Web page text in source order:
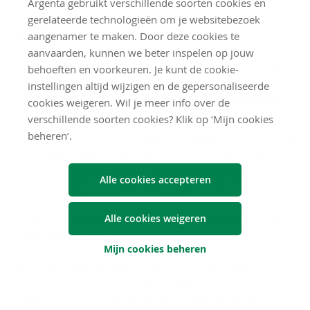
Argenta gebruikt verschillende soorten cookies en
gerelateerde technologieën om je websitebezoek
aangenamer te maken. Door deze cookies te
aanvaarden, kunnen we beter inspelen op jouw
behoeften en voorkeuren. Je kunt de cookie-
instellingen altijd wijzigen en de gepersonaliseerde
cookies weigeren. Wil je meer info over de
verschillende soorten cookies? Klik op ‘Mijn cookies
beheren’.
Alle cookies accepteren
Alle cookies weigeren
Mijn cookies beheren
Welke belastingen betaal je?
Op het pensioen dat je ontvangt kan bedrijfsvoorheffing
ingehouden worden. Dat is een voorschot op de
belastingen dat wordt verrekend in je belastingaanslag.
Het is mogelijk dat je naast belastingen ook een ZIV-
bijdrage (ziekte- en invaliditeitsverzekering) van 3,55 % en
pensioen. Of je die bijdragen moet betalen en hoeveel je
betaalt, hangt af van het bedrag van je pensioen.
Het is ook mogelijk dat je als gepensioneerde helemaal
geen belastingen moet betalen.